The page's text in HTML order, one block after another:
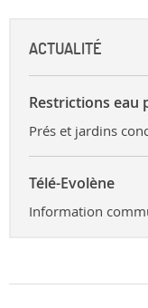
ACTUALITÉ
Restrictions eau
Prés et jardins
Télé-Evolène
Information